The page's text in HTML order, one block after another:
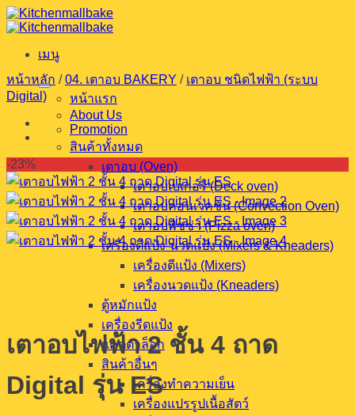
ข้าม
ไป
เนื้อหา
เมนู
หน้าแรก
About Us
Promotion
สินค้าทั้งหมด
เตาอบ (Oven)
เตาอบเบเกอรี (Deck oven)
เตาอบคอนเวคชั่น (Convection Oven)
เตาอบพิซซ่า (Pizza oven)
เครื่องตีแป้ง-นวดแป้ง (Mixers & Kneaders)
เครื่องตีแป้ง (Mixers)
เครื่องนวดแป้ง (Kneaders)
ตู้หมักแป้ง
เครื่องรีดแป้ง
แคตตาล็อก
สินค้าอื่นๆ
เครื่องทำความเย็น
เครื่องแปรรูปเนื้อสัตว์
หน้าหลัก / 04. เตาอบ BAKERY / เตาอบ ชนิดไฟฟ้า (ระบบ
Digital)
-23%
เตาอบไฟฟ้า 2 ชั้น 4 ถาด
Digital รุ่น ES